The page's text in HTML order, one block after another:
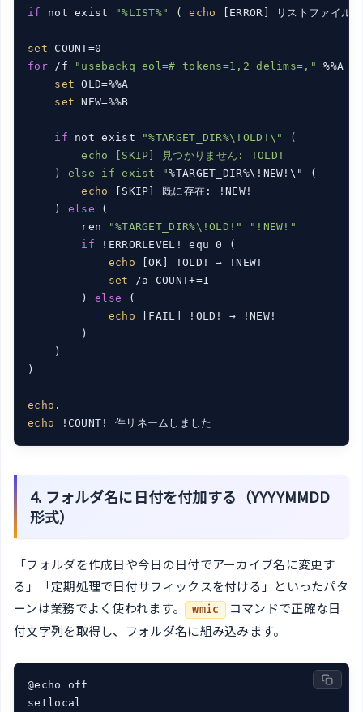
if not exist "%LIST%" ( echo [ERROR] リストファイル
set
for /f "usebackq eol=# tokens=1,2 delims=," %%A
set OLD=%%A
set NEW=%%B
if not exist
"%TARGET_DIR%\!OLD!\" (
        echo [SKIP] 見つかりません: !OLD!
    ) else if exist "
%TARGET_DIR%\!NEW!\" (
echo
[SKIP] 既に存在: !NEW!
    )
else (
        ren
"%TARGET_DIR%\!OLD!"
"!NEW!"
if !ERRORLEVEL! equ 0 (
echo [OK] !OLD! → !NEW!
set
/a COUNT+=1
        )
else (
echo [FAIL] !OLD! → !NEW!
        )
    )
)
echo
echo
4. フォルダ名に日付を付加する（YYYYMMDD
形式）
「フォルダを作成日や今日の日付でアーカイブ名に変更す
る」「定期処理で日付サフィックスを付ける」といったパタ
ーンは業務でよく使われます。 wmic
コマンドで正確な日
付文字列を取得し、フォルダ名に組み込みます。
@echo off
setlocal